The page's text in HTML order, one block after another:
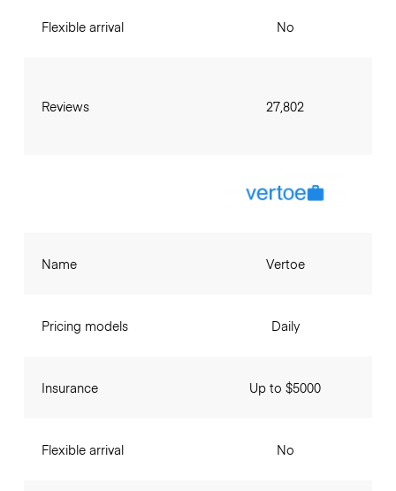
Flexible arrival
Reviews
No
27,802
Name
Pricing models
Insurance
Flexible arrival
Vertoe
Daily
Up to $5000
No